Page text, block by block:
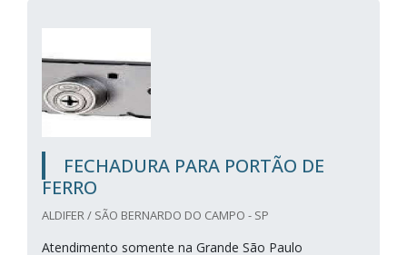
FECHADURA PARA PORTÃO DE
FERRO
ALDIFER / SÃO BERNARDO DO CAMPO - SP
Atendimento somente na Grande São Paulo